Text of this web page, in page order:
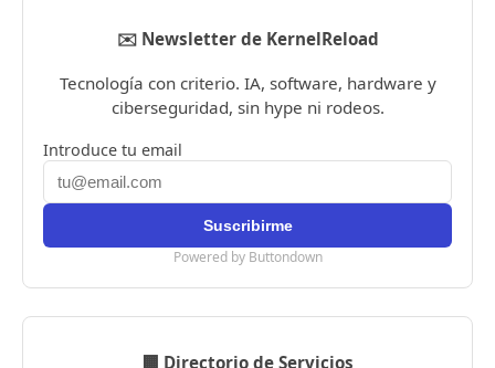
✉️ Newsletter de KernelReload
Tecnología con criterio. IA, software, hardware y
ciberseguridad, sin hype ni rodeos.
Introduce tu email
Powered by Buttondown
🏢 Directorio de Servicios